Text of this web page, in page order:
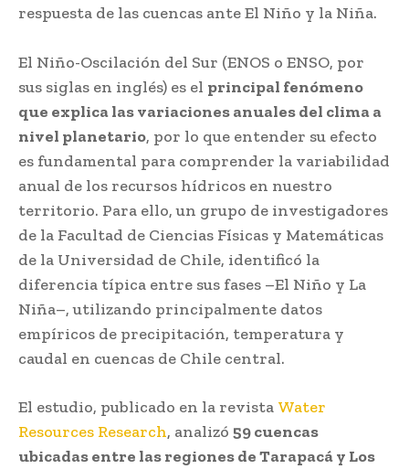
respuesta de las cuencas ante El Niño y la Niña.
El Niño-Oscilación del Sur (ENOS o ENSO, por
sus siglas en inglés) es el principal fenómeno
que explica las variaciones anuales del clima a
nivel planetario, por lo que entender su efecto
es fundamental para comprender la variabilidad
anual de los recursos hídricos en nuestro
territorio. Para ello, un grupo de investigadores
de la Facultad de Ciencias Físicas y Matemáticas
de la Universidad de Chile, identificó la
diferencia típica entre sus fases –El Niño y La
Niña–, utilizando principalmente datos
empíricos de precipitación, temperatura y
caudal en cuencas de Chile central.
El estudio, publicado en la revista Water
Resources Research, analizó 59 cuencas
ubicadas entre las regiones de Tarapacá y Los